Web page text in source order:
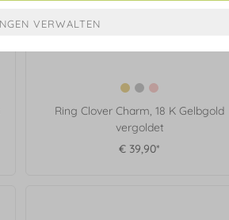
Ring Clover Charm, 18 K Gelbgold
vergoldet
€ 39,90*